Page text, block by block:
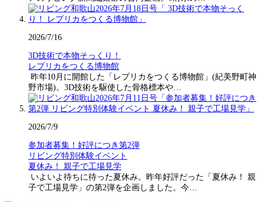
2026/7/16
3D技術で本物そっくり！
レプリカをつくる博物館
昨年10月に開館した「レプリカをつくる博物館」(紀美野町神
野市場)。3D技術を駆使した骨格標本や…
2026/7/9
参加者募集！好評につき第2弾
リビング特別体験イベント
夏休み！ 親子で工場見学
いよいよ待ちに待った夏休み。昨年好評だった「夏休み！ 親
子で工場見学」の第2弾を企画しました。今…